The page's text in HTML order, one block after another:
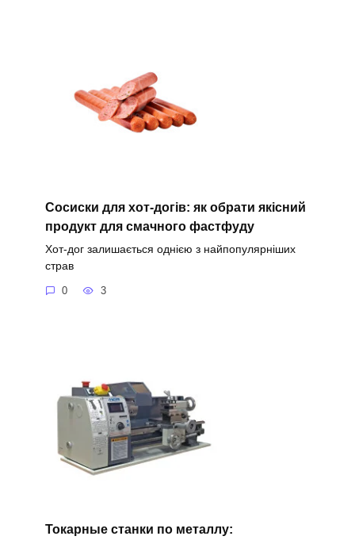
Сосиски для хот-догів: як обрати якісний
продукт для смачного фастфуду
Хот-дог залишається однією з найпопулярніших
страв
0 3
Токарные станки по металлу: